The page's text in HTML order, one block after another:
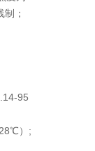
；
95
）;